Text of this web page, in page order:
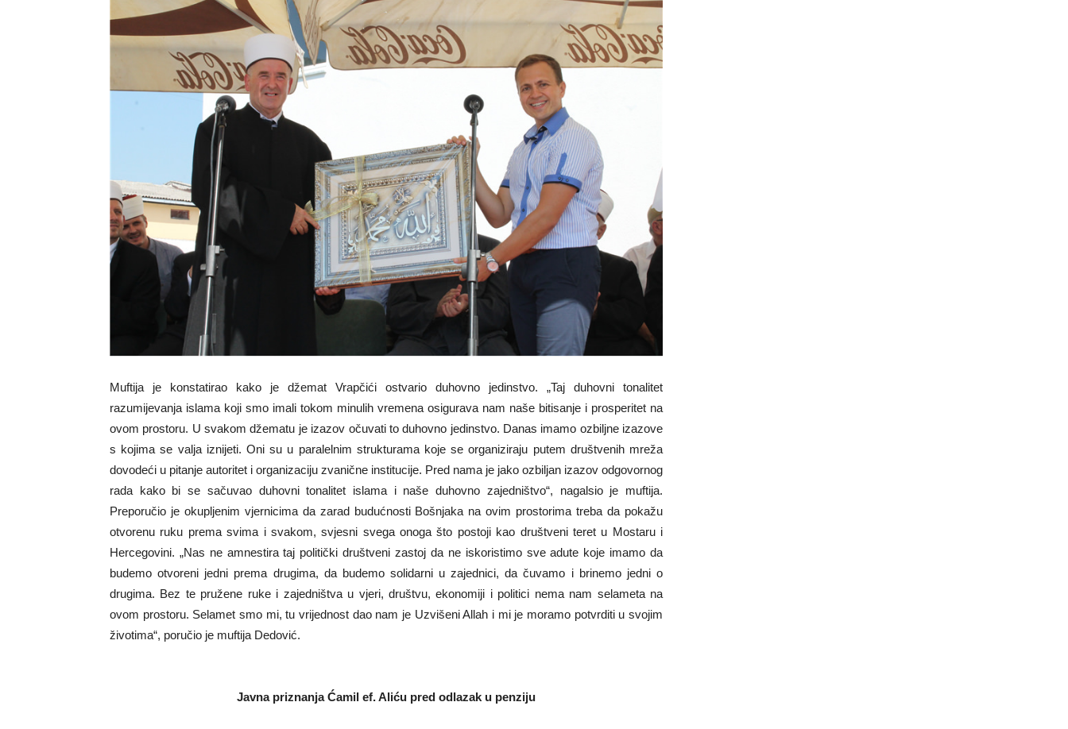
Muftija je konstatirao kako je džemat Vrapčići ostvario duhovno jedinstvo. „Taj duhovni tonalitet
razumijevanja islama koji smo imali tokom minulih vremena osigurava nam naše bitisanje i prosperitet na
ovom prostoru. U svakom džematu je izazov očuvati to duhovno jedinstvo. Danas imamo ozbiljne izazove
s kojima se valja iznijeti. Oni su u paralelnim strukturama koje se organiziraju putem društvenih mreža
dovodeći u pitanje autoritet i organizaciju zvanične institucije. Pred nama je jako ozbiljan izazov odgovornog
rada kako bi se sačuvao duhovni tonalitet islama i naše duhovno zajedništvo“, nagalsio je muftija.
Preporučio je okupljenim vjernicima da zarad budućnosti Bošnjaka na ovim prostorima treba da pokažu
otvorenu ruku prema svima i svakom, svjesni svega onoga što postoji kao društveni teret u Mostaru i
Hercegovini. „Nas ne amnestira taj politički društveni zastoj da ne iskoristimo sve adute koje imamo da
budemo otvoreni jedni prema drugima, da budemo solidarni u zajednici, da čuvamo i brinemo jedni o
drugima. Bez te pružene ruke i zajedništva u vjeri, društvu, ekonomiji i politici nema nam selameta na
ovom prostoru. Selamet smo mi, tu vrijednost dao nam je Uzvišeni Allah i mi je moramo potvrditi u svojim
životima“, poručio je muftija Dedović.
Javna priznanja Ćamil ef. Aliću pred odlazak u penziju